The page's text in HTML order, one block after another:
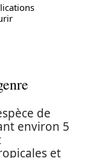
de
environ 5
et